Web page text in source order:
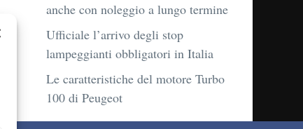
anche con noleggio a lungo termine
Ufficiale l’arrivo degli stop
lampeggianti obbligatori in Italia
Le caratteristiche del motore Turbo
100 di Peugeot